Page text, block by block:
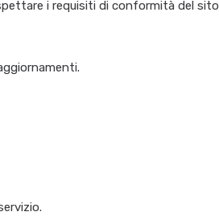
i requisiti di conformità del sito